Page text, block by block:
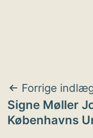
Forrige
Signe Møller
Københavns